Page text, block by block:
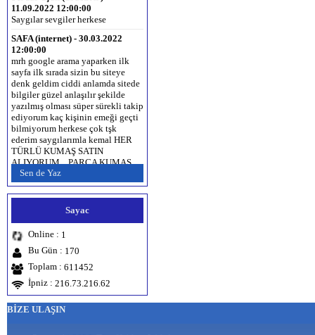
Saygılar sevgiler herkese
12:00:00
mrh google arama yaparken ilk
sayfa ilk sırada sizin bu siteye
denk geldim ciddi anlamda sitede
bilgiler güzel anlaşılır şekilde
yazılmış olması süper sürekli takip
ediyorum kaç kişinin emeği geçti
bilmiyorum herkese çok tşk
ederim saygılarımla kemal HER
TÜRLÜ KUMAŞ SATIN
ALIYORUM... PARÇA KUMAŞ
SATIN ALINIR... İPLİK SATIN
ALINIR... www.kumas.org
www.kumaş.com.tr www.kumaş.net
www.partikumas.com 0536 336 43
Esra erhan (Antalya) -
28.12.2019 12:00:00
Sevdigim cocuk Erzurumlu ne
dediginin anlamina baktim
zhdgshhwbd Erzurum‘a selam
olsun
Hamza Şahin (mardin) -
13.09.2019 12:00:00
Sen de Yaz
Sayac
Online : 1
Bu Gün : 170
Toplam : 611452
İpniz : 216.73.216.62
BİZE ULAŞIN